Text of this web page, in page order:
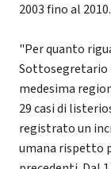
2003 fino al 2010.
"Per quanto
Sottosegretario
medesima
29 casi di
registrato un
umana rispetto